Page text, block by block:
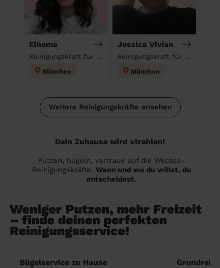
Elheme
Reinigungskraft für deinen Haushalt
München
Jessica Vivian
Reinigungskraft für deinen Haushalt
München
Weitere Reinigungskräfte ansehen
Dein Zuhause wird strahlen!
Putzen, bügeln, vertraue auf die Wecasa-
Reinigungskräfte. Wann und wo du willst, du
entscheidest.
Weniger Putzen, mehr Freizeit
– finde deinen perfekten
Reinigungsservice!
Bügelservice zu Hause